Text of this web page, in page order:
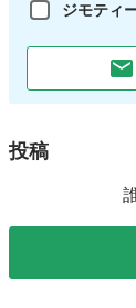
ジモティ
投稿